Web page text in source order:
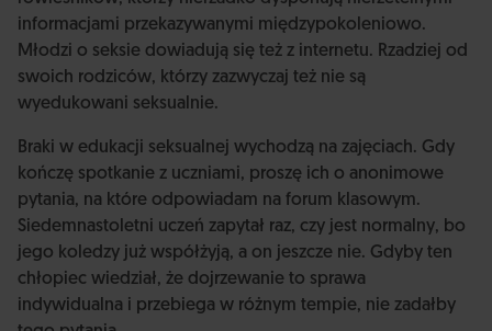
informacjami przekazywanymi międzypokoleniowo.
Młodzi o seksie dowiadują się też z internetu. Rzadziej od
swoich rodziców, którzy zazwyczaj też nie są
wyedukowani seksualnie.
Braki w edukacji seksualnej wychodzą na zajęciach. Gdy
kończę spotkanie z uczniami, proszę ich o anonimowe
pytania, na które odpowiadam na forum klasowym.
Siedemnastoletni uczeń zapytał raz, czy jest normalny, bo
jego koledzy już współżyją, a on jeszcze nie. Gdyby ten
chłopiec wiedział, że dojrzewanie to sprawa
indywidualna i przebiega w różnym tempie, nie zadałby